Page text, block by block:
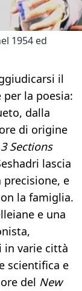
1954 ed
il
la poesia:
dalla
di origine
3 Sections
lascia
precisione, e
la famiglia.
e una
in varie città
scientifica e
del New